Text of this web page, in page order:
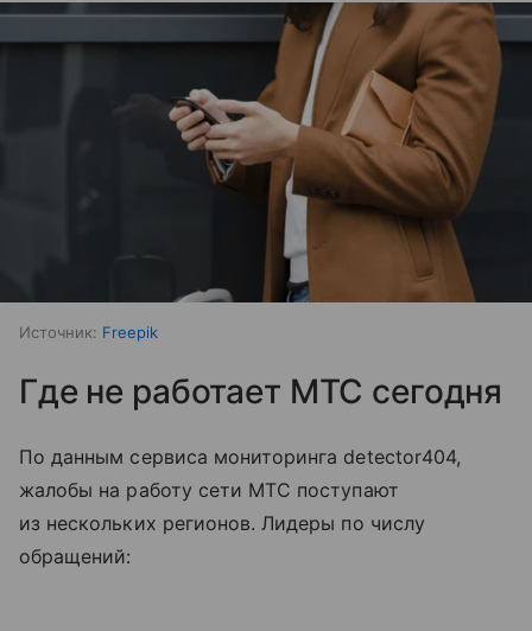
Источник: Freepik
Где не работает МТС сегодня
По данным сервиса мониторинга detector404,
жалобы на работу сети МТС поступают
из нескольких регионов. Лидеры по числу
обращений: